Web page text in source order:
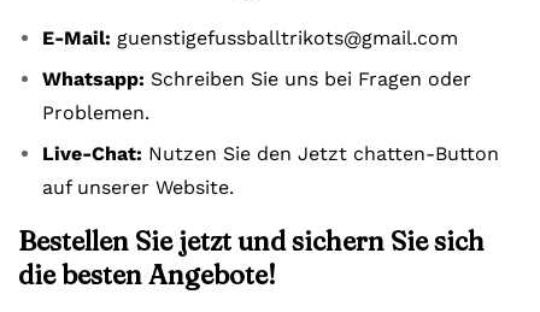
E-Mail: guenstigefussballtrikots@gmail.com
Whatsapp: Schreiben Sie uns bei Fragen oder
Problemen.
Live-Chat: Nutzen Sie den Jetzt chatten-Button
auf unserer Website.
Bestellen Sie jetzt und sichern Sie sich
die besten Angebote!